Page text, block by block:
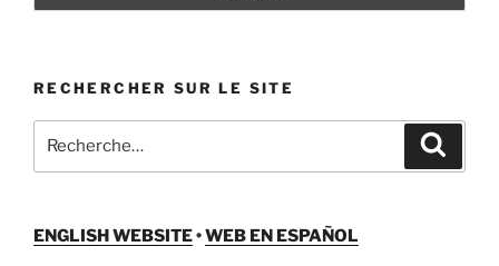
RECHERCHER SUR LE SITE
pour
ENGLISH WEBSITE•WEB EN ESPAÑOL